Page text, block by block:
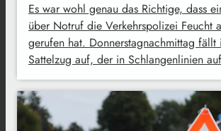
Es war wohl genau das Richtige, dass
über Notruf die Verkehrspolizei Feucht
gerufen hat. Donnerstagnachmittag fällt
Sattelzug auf, der in Schlangenlinien